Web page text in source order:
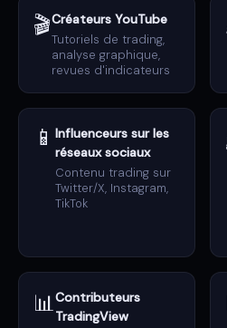
🎬Créateurs YouTube
Tutoriels de trading,
analyse graphique,
revues d'indicateurs
📱 Influenceurs sur les
réseaux sociaux
Contenu trading sur
Twitter/X, Instagram,
TikTok
📊Contributeurs
TradingView